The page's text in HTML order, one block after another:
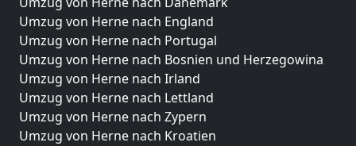
Umzug von Herne nach England
Umzug von Herne nach Portugal
Umzug von Herne nach Bosnien und Herzegowina
Umzug von Herne nach Irland
Umzug von Herne nach Lettland
Umzug von Herne nach Zypern
Umzug von Herne nach Kroatien